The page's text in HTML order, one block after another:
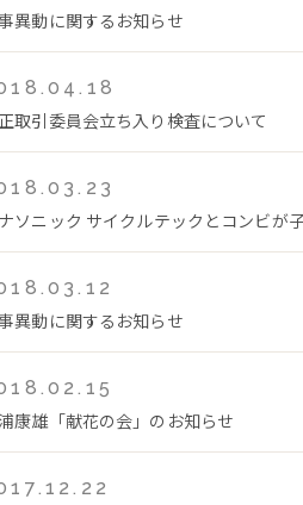
異動に関するお知らせ
取引委員会立ち入り検査について
ソニック サイクルテックとコンビが
異動に関するお知らせ
康雄「献花の会」のお知らせ